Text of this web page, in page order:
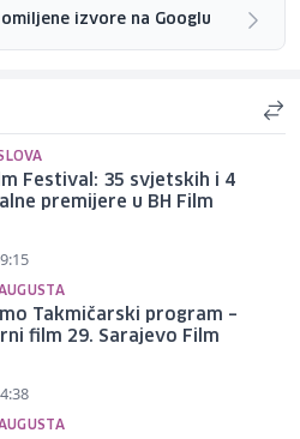
izvore na Googlu
Festival: 35 svjetskih i 4
premijere u BH Film
Takmičarski program –
film 29. Sarajevo Film